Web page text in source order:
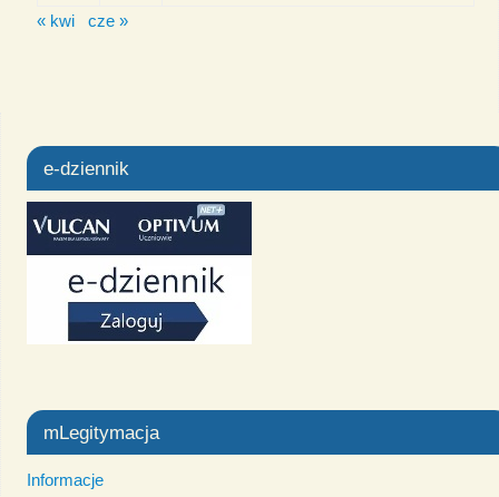
« kwi
cze »
e-dziennik
mLegitymacja
Informacje